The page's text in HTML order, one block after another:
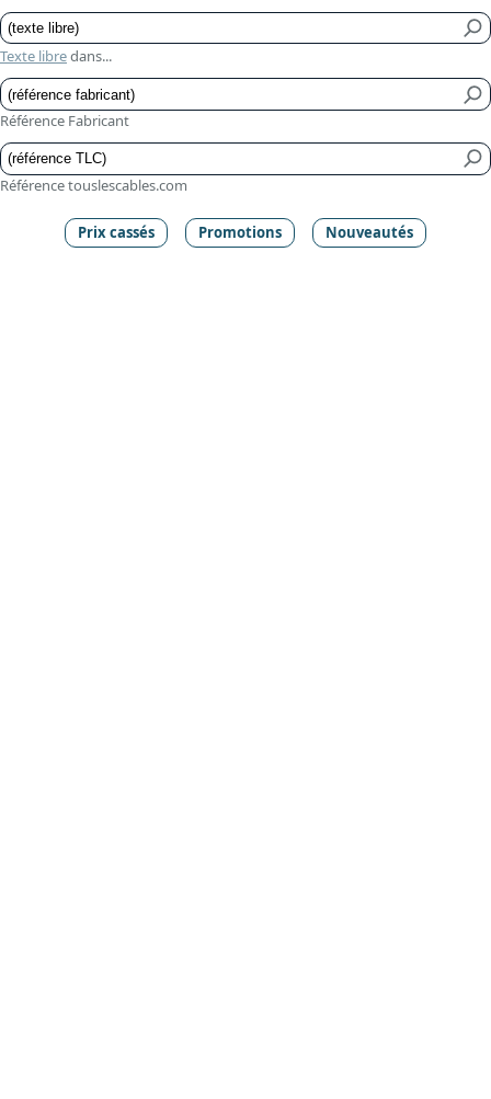
Texte libredans...
Référence Fabricant
Référence touslescables.com
Prix cassés Promotions Nouveautés